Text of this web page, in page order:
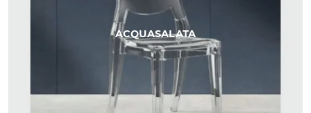
ACQUASALATA